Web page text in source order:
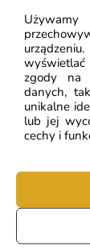
zgody na
danych,
unikalne
lub jej
cechy i
Wysoka
estetykę.
Łatwy
umiejętności.
Idealna do
Fototapeta
41.93zł